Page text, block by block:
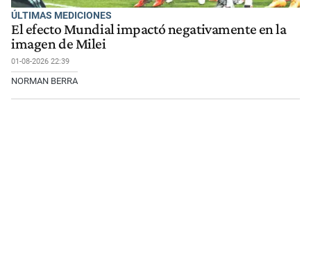
ÚLTIMAS MEDICIONES
El efecto Mundial impactó negativamente en la
imagen de Milei
01-08-2026 22:39
NORMAN BERRA